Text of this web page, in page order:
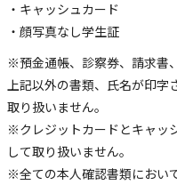
・キャッシュカード
・顔写真なし学生証
※預金通帳、診察券、請求書
上記以外の書類、氏名が印字
取り扱いません。
※クレジットカードとキャッ
して取り扱いません。
※全ての本人確認書類におい